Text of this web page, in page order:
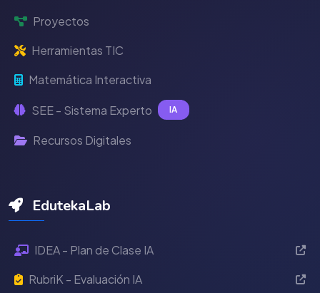
Proyectos
Herramientas TIC
Matemática Interactiva
SEE - Sistema Experto IA
Recursos Digitales
EdutekaLab
IDEA - Plan de Clase IA
RubriK - Evaluación IA